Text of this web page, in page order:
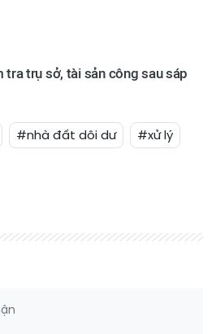
tra trụ sở, tài sản công sau sáp
#nhà đất dôi dư
#xử lý